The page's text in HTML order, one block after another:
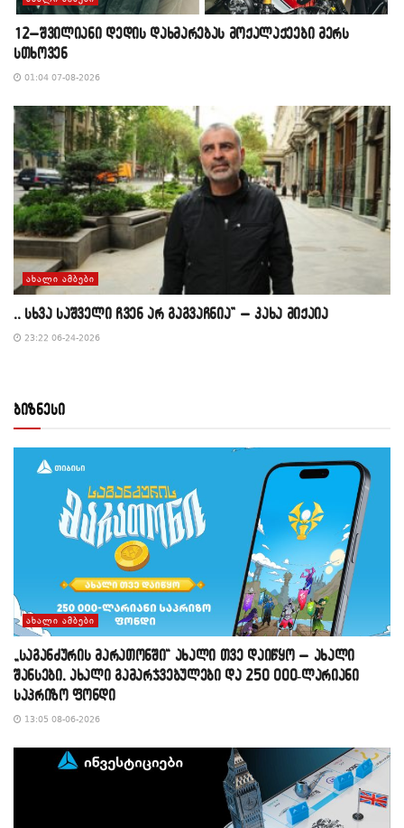
12–შვილიანი დედის დახმარებას მოქალაქეები მერს
სთხოვენ
01:04 07-08-2026
ᲐᲮᲐᲚᲘ ᲐᲛᲑᲔᲑᲘ
,, სხვა საშველი ჩვენ არ გაგვაჩნია” – კახა მიქაია
23:22 06-24-2026
ბიზნესი
ᲐᲮᲐᲚᲘ ᲐᲛᲑᲔᲑᲘ
„საგანძურის მარათონში“ ახალი თვე დაიწყო – ახალი
შანსები, ახალი გამარჯვებულები და 250 000-ლარიანი
საპრიზო ფონდი
13:05 08-06-2026